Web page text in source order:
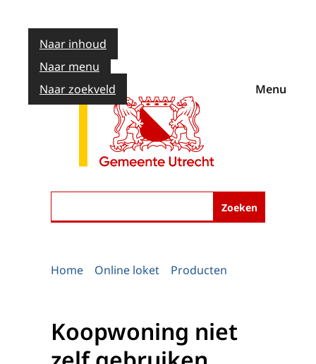
Naar inhoud
Naar menu
Naar zoekveld
Zoeken
Menu
Home Online loket Producten
Koopwoning niet